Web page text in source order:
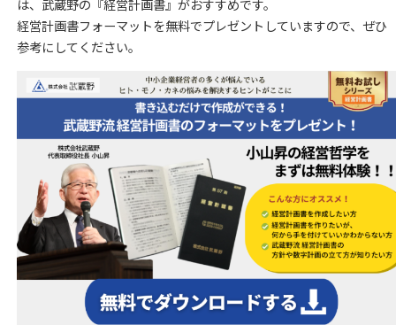
は、武蔵野の『経営計画書』がおすすめです。
経営計画書フォーマットを無料でプレゼントしていますので、ぜひ
参考にしてください。